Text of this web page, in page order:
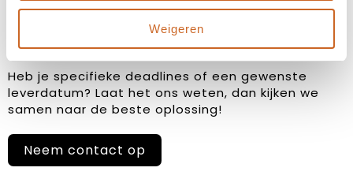
Weigeren
wensen en behoeften, en kunnen we eventuele
bijzonderheden of spoedaanvragen tijdig
bespreken.
Heb je specifieke deadlines of een gewenste
leverdatum? Laat het ons weten, dan kijken we
samen naar de beste oplossing!
Neem contact op